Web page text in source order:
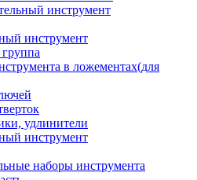
инструмент
инструмент
в ложементах(для
удлинители
инструмент
наборы инструмента